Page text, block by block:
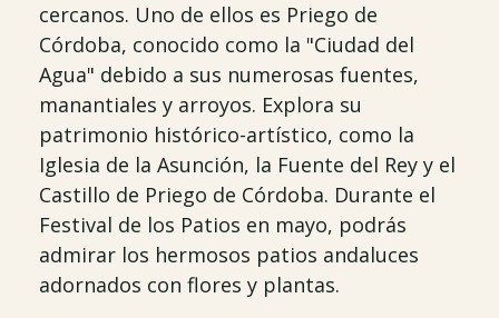
cercanos. Uno de ellos es Priego de
Córdoba, conocido como la "Ciudad del
Agua" debido a sus numerosas fuentes,
manantiales y arroyos. Explora su
patrimonio histórico-artístico, como la
Iglesia de la Asunción, la Fuente del Rey y el
Castillo de Priego de Córdoba. Durante el
Festival de los Patios en mayo, podrás
admirar los hermosos patios andaluces
adornados con flores y plantas.